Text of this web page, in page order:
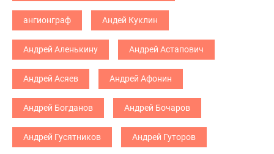
ангионграф Андей Куклин
Андрей Аленькину Андрей Астапович
Андрей Асяев Андрей Афонин
Андрей Богданов Андрей Бочаров
Андрей Гусятников Андрей Гуторов